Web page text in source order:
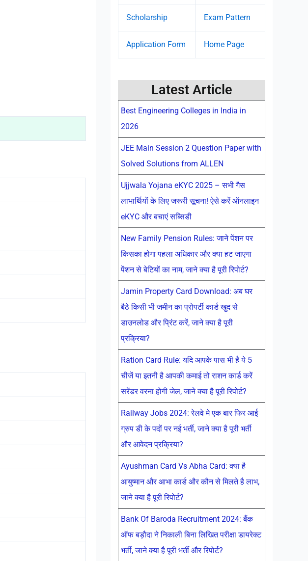
Scholarship Exam Pattern
Application Form Home Page
Latest Article
Best Engineering Colleges in India in
2026
JEE Main Session 2 Question Paper with
Solved Solutions from ALLEN
Ujjwala Yojana eKYC 2025 – सभी गैस
लाभार्थियों के लिए जरूरी सूचना! ऐसे करें ऑनलाइन
eKYC और बचाएं सब्सिडी
New Family Pension Rules: जाने पेंशन पर
किसका होगा पहला अधिकार और क्या हट जाएगा
पेंशन से बेटियों का नाम, जाने क्या है पूरी रिपोर्ट?
Jamin Property Card Download: अब घर
बैठे किसी भी जमीन का प्रोपर्टी कार्ड खुद से
डाउनलोड और प्रिंट करें, जाने क्या है पूरी
प्रक्रिया?
Ration Card Rule: यदि आपके पास भी है ये 5
चीजें या इतनी है आपकी कमाई तो राशन कार्ड करें
सरेंडर वरना होगी जेल, जाने क्या है पूरी रिपोर्ट?
Railway Jobs 2024: रेलवे मे एक बार फिर आई
ग्रुप डी के पदों पर नई भर्ती, जाने क्या है पूरी भर्ती
और आवेदन प्रक्रिया?
Ayushman Card Vs Abha Card: क्या है
आयुष्मान और आभा कार्ड और कौन से मिलते है लाभ,
जाने क्या है पूरी रिपोर्ट?
Bank Of Baroda Recruitment 2024: बैंक
ऑफ बड़ौदा ने निकाली बिना लिखित परीक्षा डायरेक्ट
भर्ती, जाने क्या है पूरी भर्ती और रिपोर्ट?